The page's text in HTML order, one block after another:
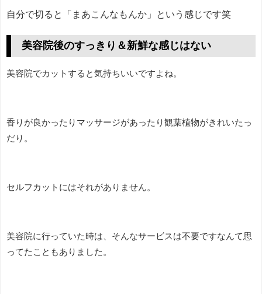
自分で切ると「まあこんなもんか」という感じです笑
美容院後のすっきり＆新鮮な感じはない
美容院でカットすると気持ちいいですよね。
香りが良かったりマッサージがあったり観葉植物がきれいたっ
だり。
セルフカットにはそれがありません。
美容院に行っていた時は、そんなサービスは不要ですなんて思
ってたこともありました。